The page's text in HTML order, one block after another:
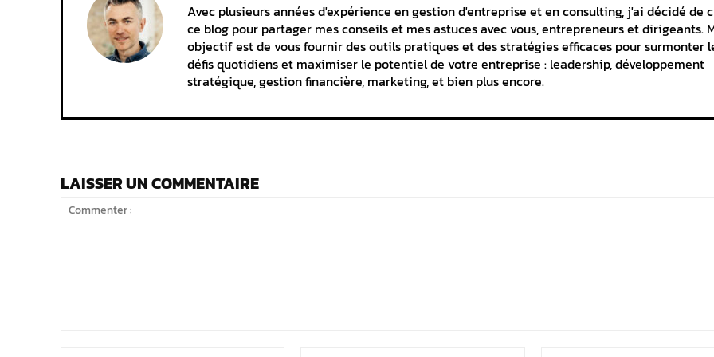
Avec plusieurs années d'expérience en gestion d'entreprise et en consulting, j'ai décidé de
ce blog pour partager mes conseils et mes astuces avec vous, entrepreneurs et dirigeants.
objectif est de vous fournir des outils pratiques et des stratégies efficaces pour surmonter
défis quotidiens et maximiser le potentiel de votre entreprise : leadership, développement
stratégique, gestion financière, marketing, et bien plus encore.
LAISSER UN COMMENTAIRE